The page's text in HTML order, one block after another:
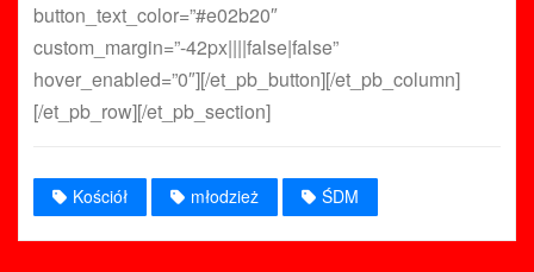
button_text_color=”#e02b20″
custom_margin=”-42px||||false|false”
hover_enabled=”0″][/et_pb_button][/et_pb_column]
[/et_pb_row][/et_pb_section]
Kościół młodzież ŚDM